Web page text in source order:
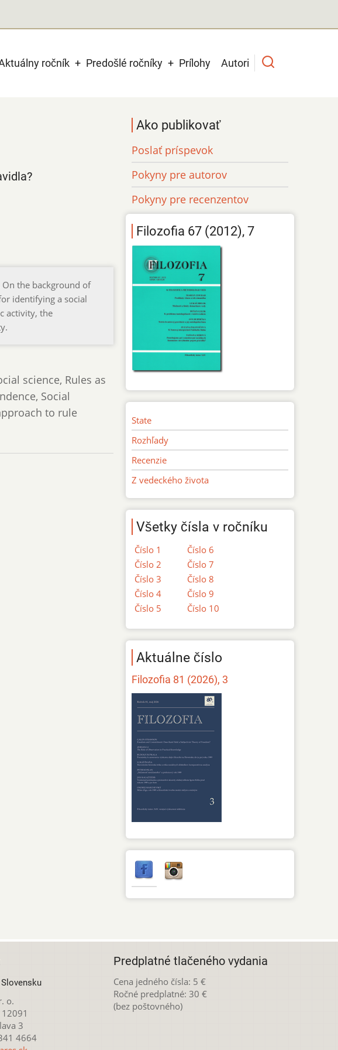
ročník Predošlé ročníky Prílohy Autori
the background of
identifying a social
activity, the
science, Rules as
Social
to rule
Ako publikovať
Poslať príspevok
Pokyny pre autorov
Pokyny pre recenzentov
Filozofia 67 (2012), 7
State
Rozhľady
Recenzie
Z vedeckého života
Všetky čísla v ročníku
Číslo 1
Číslo 2
Číslo 3
Číslo 4
Číslo 5
Číslo 6
Číslo 7
Číslo 8
Číslo 9
Číslo 10
Aktuálne číslo
Filozofia 81 (2026), 3
o.
3
4664
Predplatné tlačeného vydania
Cena jedného čísla: 5 €
Ročné predplatné: 30 €
(bez poštovného)